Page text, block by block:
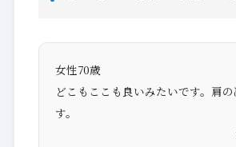
女性70歳
どこもここも良いみたいです。肩
す。